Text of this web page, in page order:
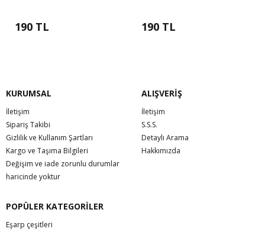
190 TL 190 TL
KURUMSAL
İletişim
Sipariş Takibi
Gizlilik ve Kullanım Şartları
Kargo ve Taşıma Bilgileri
Değişim ve iade zorunlu durumlar
haricinde yoktur
ALIŞVERİŞ
İletişim
S.S.S.
Detaylı Arama
Hakkımızda
POPÜLER KATEGORİLER
Eşarp çeşitleri